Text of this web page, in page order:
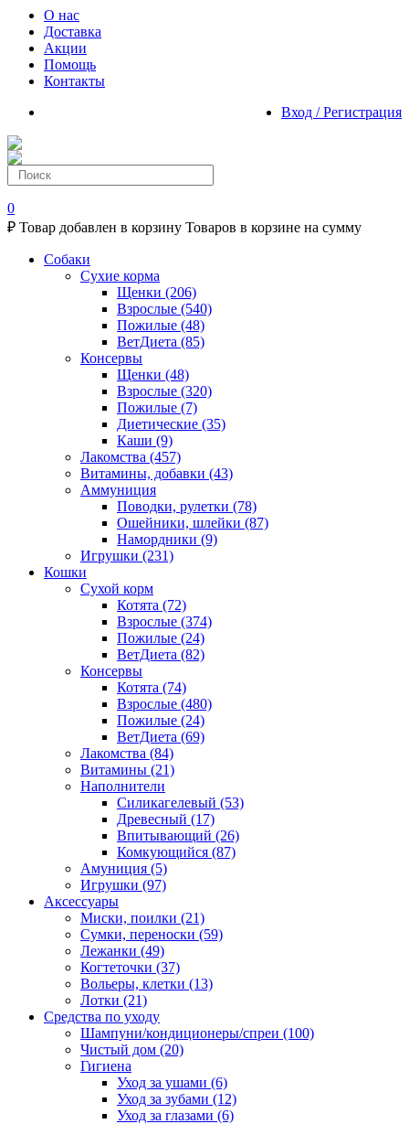
О нас
Доставка
Акции
Помощь
Контакты
Вход / Регистрация
0
₽ Товар добавлен в корзину Товаров в корзине на сумму
Собаки
Сухие корма
Щенки (206)
Взрослые (540)
Пожилые (48)
ВетДиета (85)
Консервы
Щенки (48)
Взрослые (320)
Пожилые (7)
Диетические (35)
Каши (9)
Лакомства (457)
Витамины, добавки (43)
Аммуниция
Поводки, рулетки (78)
Ошейники, шлейки (87)
Намордники (9)
Игрушки (231)
Кошки
Сухой корм
Котята (72)
Взрослые (374)
Пожилые (24)
ВетДиета (82)
Консервы
Котята (74)
Взрослые (480)
Пожилые (24)
ВетДиета (69)
Лакомства (84)
Витамины (21)
Наполнители
Силикагелевый (53)
Древесный (17)
Впитывающий (26)
Комкующийся (87)
Амуниция (5)
Игрушки (97)
Аксессуары
Миски, поилки (21)
Сумки, переноски (59)
Лежанки (49)
Когтеточки (37)
Вольеры, клетки (13)
Лотки (21)
Средства по уходу
Шампуни/кондиционеры/спреи (100)
Чистый дом (20)
Гигиена
Уход за ушами (6)
Уход за зубами (12)
Уход за глазами (6)